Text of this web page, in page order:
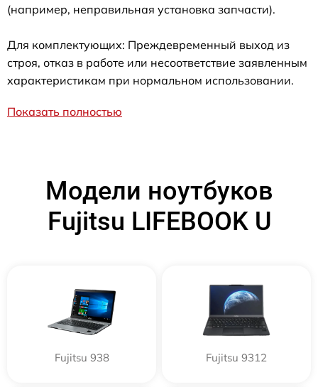
(например, неправильная установка запчасти).
Для комплектующих: Преждевременный выход из
строя, отказ в работе или несоответствие заявленным
характеристикам при нормальном использовании.
Показать полностью
Модели ноутбуков
Fujitsu LIFEBOOK U
Fujitsu 938 Fujitsu 9312